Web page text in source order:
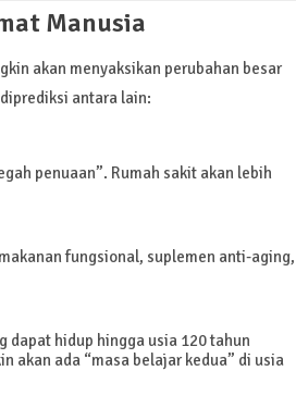
Manusia
akan menyaksikan perubahan besar
antara lain:
penuaan”. Rumah sakit akan lebih
fungsional, suplemen anti-aging,
dapat hidup hingga usia 120 tahun
akan ada “masa belajar kedua” di usia